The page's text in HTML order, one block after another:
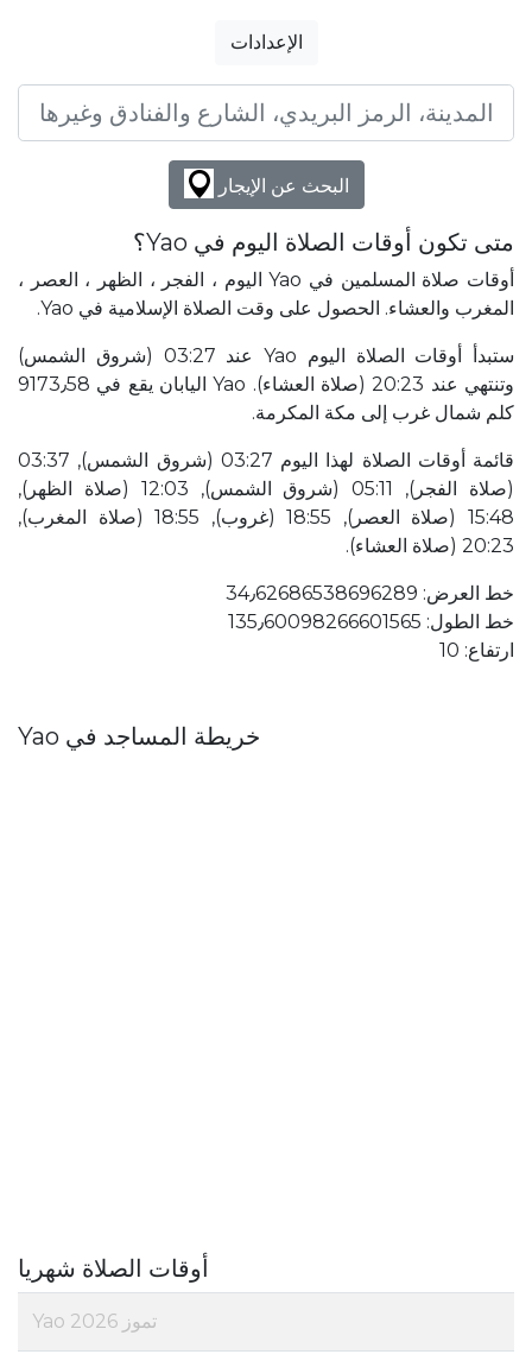
الإعدادات
البحث عن الإيجار
متى تكون أوقات الصلاة اليوم في Yao؟
أوقات صلاة المسلمين في Yao اليوم ، الفجر ، الظهر ، العصر ،
المغرب والعشاء. الحصول على وقت الصلاة الإسلامية في Yao.
ستبدأ أوقات الصلاة اليوم Yao عند 03:27 (شروق الشمس)
وتنتهي عند 20:23 (صلاة العشاء). Yao اليابان يقع في 9173٫58
كلم شمال غرب إلى مكة المكرمة.
قائمة أوقات الصلاة لهذا اليوم 03:27 (شروق الشمس), 03:37
(صلاة الفجر), 05:11 (شروق الشمس), 12:03 (صلاة الظهر),
15:48 (صلاة العصر), 18:55 (غروب), 18:55 (صلاة المغرب),
20:23 (صلاة العشاء).
خط العرض: 34٫62686538696289
خط الطول: 135٫60098266601565
ارتفاع: 10
خريطة المساجد في Yao
أوقات الصلاة شهريا
تموز 2026 Yao